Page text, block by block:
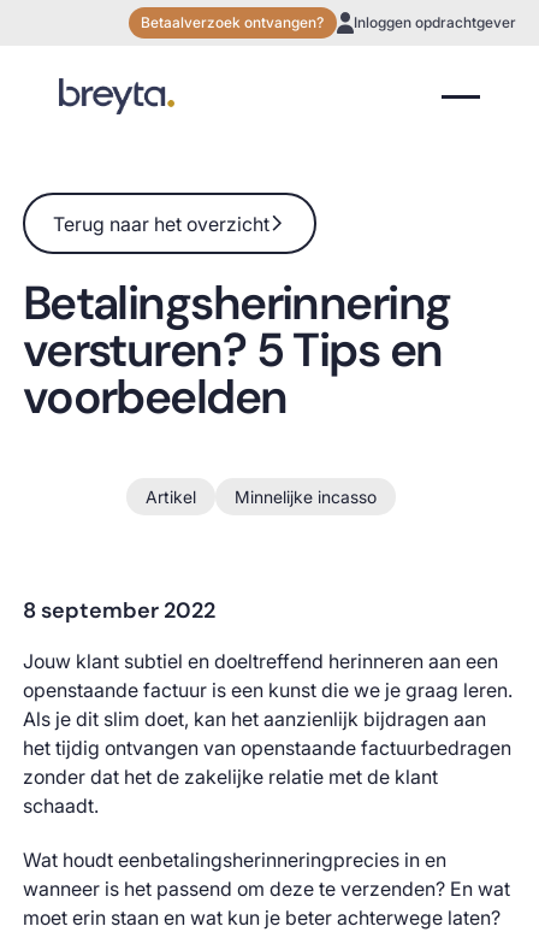
Betaalverzoek ontvangen? Inloggen opdrachtgever
Betalingsherinnering
versturen? 5 Tips en
voorbeelden
Terug naar het overzicht
Terug naar het overzicht
Artikel Minnelijke incasso
8 september 2022
Jouw klant subtiel en doeltreffend herinneren aan een
openstaande factuur is een kunst die we je graag leren.
Als je dit slim doet, kan het aanzienlijk bijdragen aan
het tijdig ontvangen van openstaande factuurbedragen
zonder dat het de zakelijke relatie met de klant
schaadt.
Wat houdt eenbetalingsherinneringprecies in en
wanneer is het passend om deze te verzenden? En wat
moet erin staan en wat kun je beter achterwege laten?